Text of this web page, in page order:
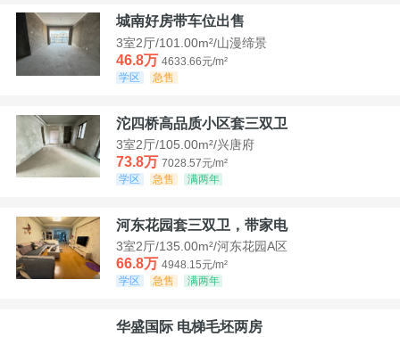
城南好房带车位出售
3室2厅/101.00m²/山漫缔景
46.8万 4633.66元/m²
学区
急售
沱四桥高品质小区套三双卫
3室2厅/105.00m²/兴唐府
73.8万 7028.57元/m²
学区
急售 满两年
河东花园套三双卫，带家电
3室2厅/135.00m²/河东花园A区
66.8万 4948.15元/m²
学区
急售 满两年
华盛国际 电梯毛坯两房